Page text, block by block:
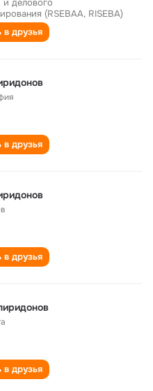
делового
(RSEBAA, RISEBA)
в друзья
в друзья
в друзья
в друзья